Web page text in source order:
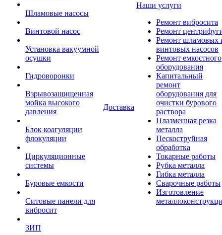
Шламовые насосы
Винтовой насос
Установка вакуумной
осушки
Гидроворонки
Взрывозащищенная
мойка высокого
давления
Блок коагуляции
флокуляции
Циркуляционные
системы
Буровые емкости
Ситовые панели для
вибросит
ЗИП
Доставка
Наши услуги
Ремонт вибросита
Ремонт
Ремонт шламовых
винтовых насосов
Ремонт емкостного
оборудования
Капитальный
ремонт
оборудования для
очистки бурового
раствора
Плазменная резка
металла
Пескоструйная
обработка
Токарные работы
Рубка металла
Гибка металла
Сварочные работы
Изготовление